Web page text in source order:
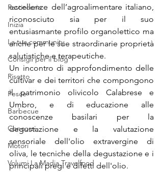
Pasticceria
Inizia
La tua community
Consigli per il blog
Risotto
Pesce
Barbecue
Concorsi
Motori
Volumi La Madia Travelfood
eccellenze dell’agroalimentare italiano,
riconosciuto sia per il suo
entusiasmante profilo organolettico ma
anche per le sue straordinarie proprietà
salutistiche e terapeutiche.
Un incontro di approfondimento delle
cultivar e dei territori che compongono
il patrimonio olivicolo Calabrese e
Umbro, e di educazione alle
conoscenze basilari per la
degustazione e la valutazione
sensoriale dell'olio extravergine di
oliva, le tecniche della degustazione e i
principali pregi e difetti dell'olio.